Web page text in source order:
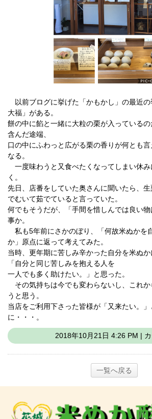
以前ブログに挙げた「かもかし」の最近
大福」がある。
餅の中に餡と一緒に大粒の栗が入っている
含んだ途端、
口の中にふわっと広がる栗の香りが何とも
なる。
一度味わうと又食べたくなってしまい休
く。
先日、店番をしていた奥さんに聞いたら、
でむいて茹でていると言っていた。
何でもそうだが、「手間を惜しんでは良い
事か。
私も5年前にさかのぼり、「何故米ぬかを
か」原点に返って考えてみた。
当時、更年期に苦しみ辛かった自分を米ぬか
「自分と同じ苦しみを抱える人を
一人でも多く助けたい。」と思った。
その気持ちは今でも変わらないし、これか
うと思う。
当店をご利用下さった皆様が「又来たい。
に・・・。
2018年10月21日 4:26 PM | カ
一覧へ戻る